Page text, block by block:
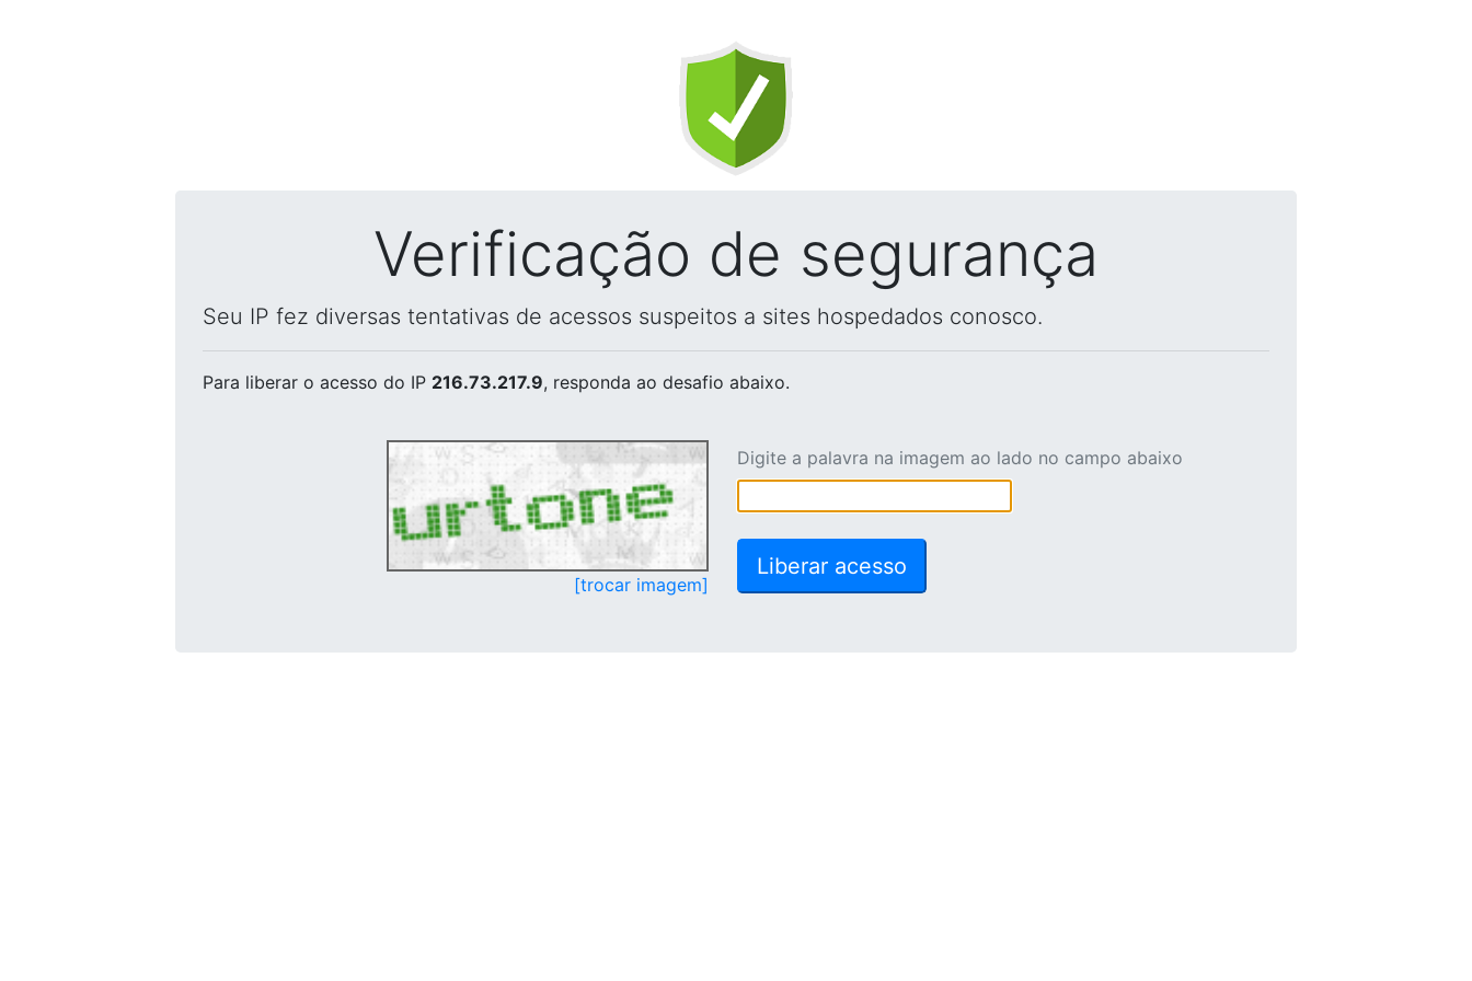
Verificação de segurança
Seu IP fez diversas tentativas de acessos suspeitos a sites hospedados conosco.
Para liberar o acesso do IP 216.73.217.9, responda ao desafio abaixo.
[trocar imagem]
Digite a palavra na imagem ao lado no campo abaixo